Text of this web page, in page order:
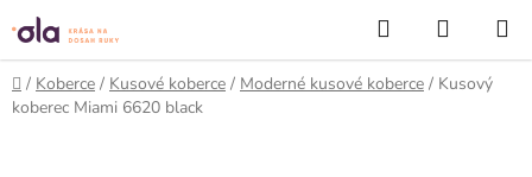
Prejsť
na
obsah
Hľadať
KOŠÍK
Domov
/ Koberce / Kusové koberce / Moderné kusové koberce / Kusový
koberec Miami 6620 black